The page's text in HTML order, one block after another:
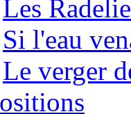
Les
Si l'eau
Le verger